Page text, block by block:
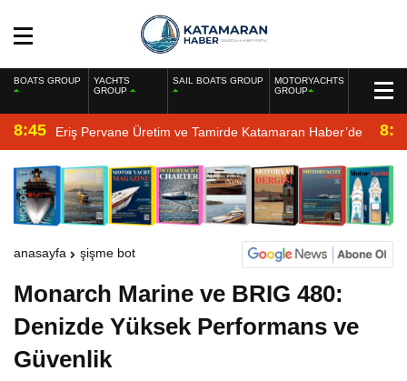
BOATS GROUP
YACHTS
GROUP
SAIL BOATS GROUP
MOTORYACHTS
GROUP
8:45 Eriş Pervane Üretim ve Tamirde Katamaran Haber’de
anasayfa şişme bot
Monarch Marine ve BRIG 480:
Denizde Yüksek Performans ve
Güvenlik